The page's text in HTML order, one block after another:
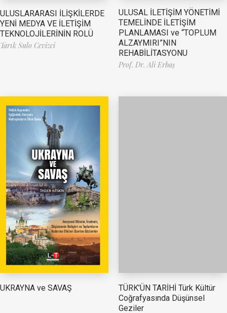
ULUSLARARASI İLİŞKİLERDE
YENİ MEDYA VE İLETİŞİM
TEKNOLOJİLERİNİN ROLÜ
Tarık Sulo Cevizci
ULUSAL İLETİŞİM YÖNETİMİ
TEMELİNDE İLETİŞİM
PLANLAMASI ve “TOPLUM
ALZAYMIRI”NIN
REHABİLİTASYONU
Prof. Dr. Ali Erbaş
UKRAYNA ve SAVAŞ
TÜRK’ÜN TARİHİ Türk Kültür
Coğrafyasında Düşünsel
Geziler